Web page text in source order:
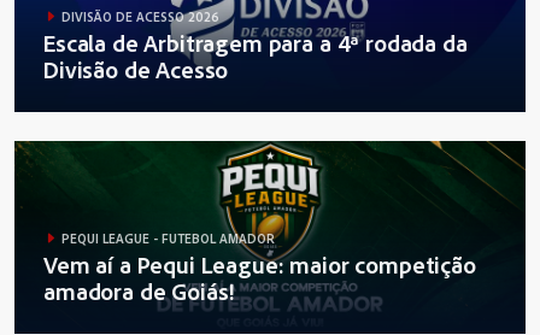
DIVISÃO DE ACESSO 2026
Escala de Arbitragem para a 4ª rodada da
Divisão de Acesso
PEQUI LEAGUE - FUTEBOL AMADOR
Vem aí a Pequi League: maior competição
amadora de Goiás!